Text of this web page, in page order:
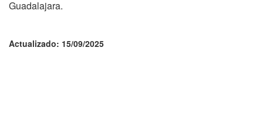
Guadalajara.
Actualizado: 15/09/2025